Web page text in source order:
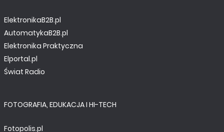
ElektronikaB2B.pl
AutomatykaB2B.pl
Elektronika Praktyczna
Elportal.pl
Świat Radio
FOTOGRAFIA, EDUKACJA I HI-TECH
Fotopolis.pl